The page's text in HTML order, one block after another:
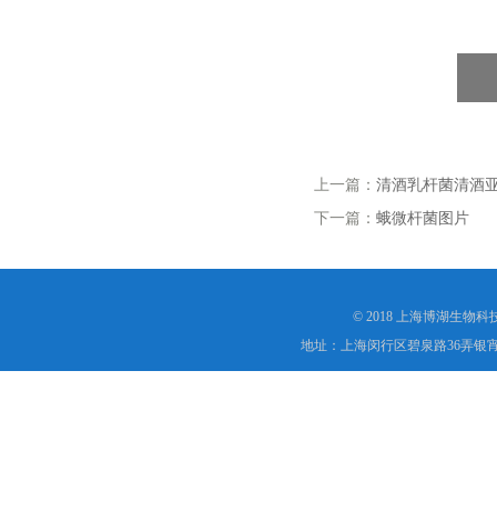
上一篇： 清酒乳杆菌清酒
下一篇： 蛾微杆菌图片
© 2018 上海博湖生物科
地址：上海闵行区碧泉路36弄银